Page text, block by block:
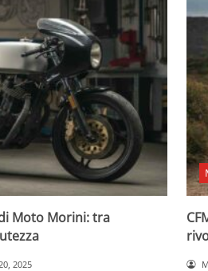
Moto Morini: tra
2025